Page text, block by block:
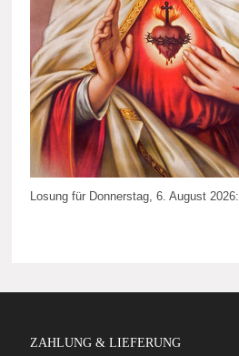
Losung für Donnerstag, 6. August 2026:
ZAHLUNG & LIEFERUNG